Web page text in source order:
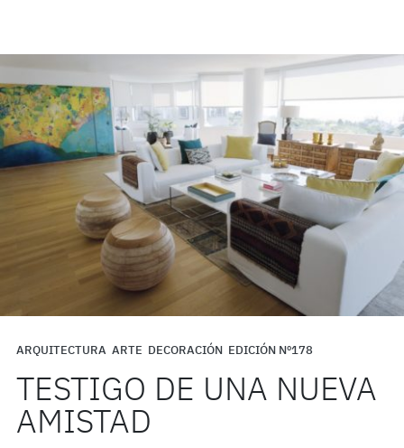
ARQUITECTURA ARTE DECORACIÓN EDICIÓN Nº178
TESTIGO DE UNA NUEVA
AMISTAD